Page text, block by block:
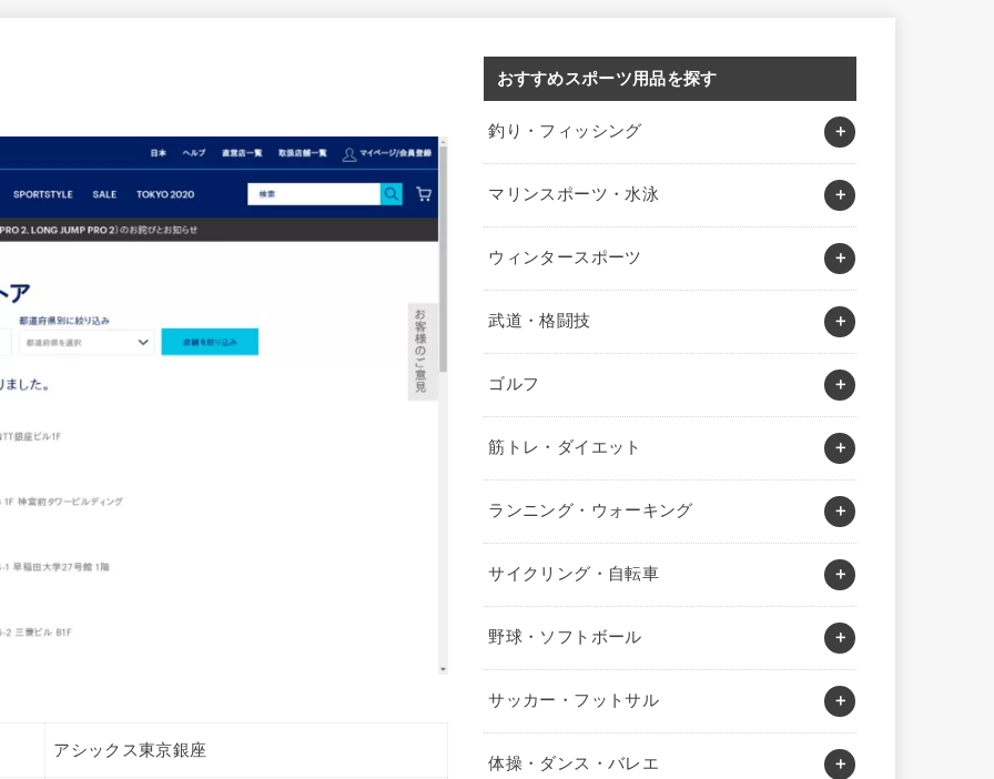
アシックス東京銀座
おすすめスポーツ用品を探す
釣り・フィッシング
マリンスポーツ・水泳
ウィンタースポーツ
武道・格闘技
ゴルフ
筋トレ・ダイエット
ランニング・ウォーキング
サイクリング・自転車
野球・ソフトボール
サッカー・フットサル
体操・ダンス・バレエ